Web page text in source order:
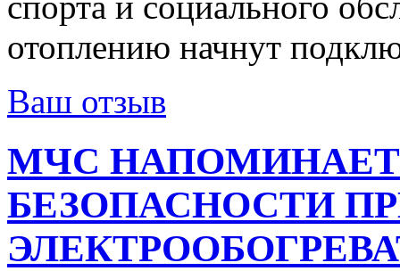
отоплению начнут
Ваш отзыв
МЧС НАПОМИНАЕТ
БЕЗОПАСНОСТИ